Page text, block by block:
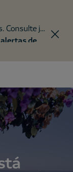
Consulte já
alertas de